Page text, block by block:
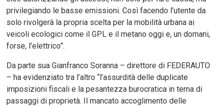
privilegiando le basse emissioni. Così facendo l’utente da
solo rivolgerà la propria scelta per la mobilità urbana ai
veicoli ecologici come il GPL e il metano oggi e, un domani,
forse, l’elettrico”.
Da parte sua Gianfranco Soranna – direttore di FEDERAUTO
– ha evidenziato tra l’altro “l’assurdità delle duplicate
imposizioni fiscali e la pesantezza burocratica in tema di
passaggi di proprietà. Il mancato accoglimento delle